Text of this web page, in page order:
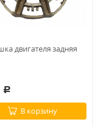
двигателя задняя
Р
В корзину